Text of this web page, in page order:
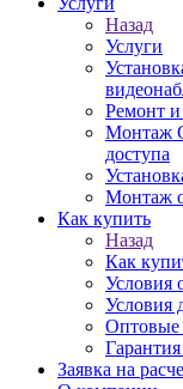
Назад
Услуги
Ремонт
Монтаж
доступа
Монтаж
Как купить
Назад
Как
Условия
Условия
Оптовые
Заявка на